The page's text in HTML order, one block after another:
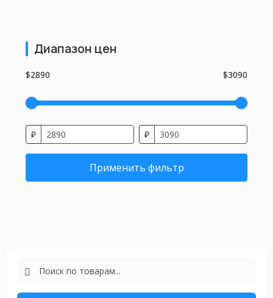
Диапазон цен
$2890 $3090
₽ ₽
Применить фильтр